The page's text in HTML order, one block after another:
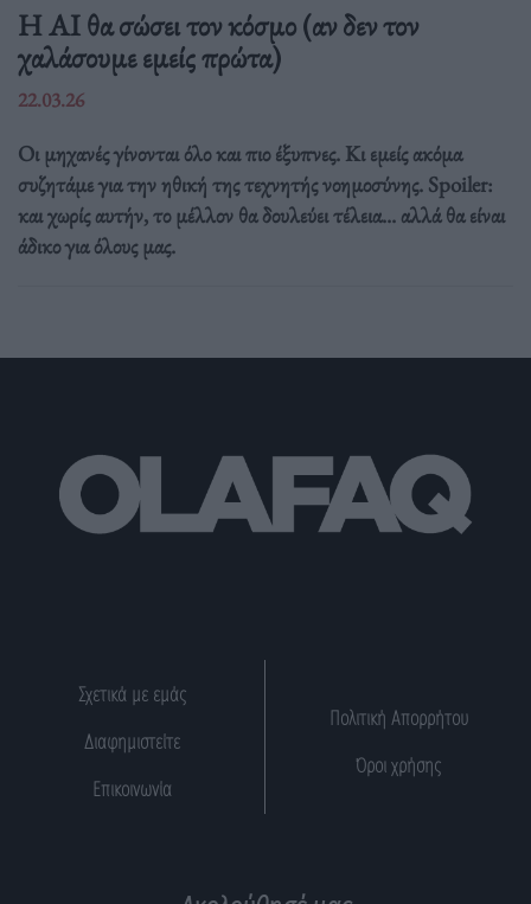
Η AI θα σώσει τον κόσμο (αν δεν τον
χαλάσουμε εμείς πρώτα)
22.03.26
Οι μηχανές γίνονται όλο και πιο έξυπνες. Κι εμείς ακόμα
συζητάμε για την ηθική της τεχνητής νοημοσύνης. Spoiler:
και χωρίς αυτήν, το μέλλον θα δουλεύει τέλεια... αλλά θα είναι
άδικο για όλους μας.
Σχετικά με εμάς
Διαφημιστείτε
Επικοινωνία
Πολιτική Απορρήτου
Όροι χρήσης